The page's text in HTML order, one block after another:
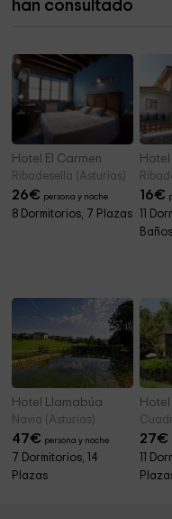
han consultado
Hotel El Carmen
Ribadesella (Asturias)
26€ persona y noche
8 Dormitorios, 7 Plazas
16€
11
Hotel Llamabúa
Navia (Asturias)
47€ persona y noche
7 Dormitorios, 14
Plazas
27€
11